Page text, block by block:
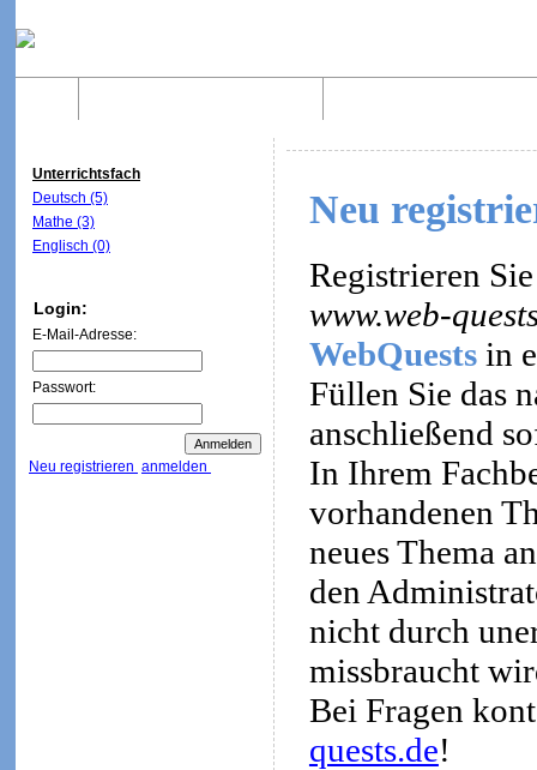
Unterrichtsfach
Deutsch (5)
Mathe (3)
Englisch (0)
Login:
E-Mail-Adresse:
Passwort:
Neu registrieren anmelden
Neu
Registrieren
www.web-
WebQuestsin
Füllen Sie das
anschließend
In Ihrem
vorhandenen
neues Thema
den
nicht durch
missbraucht
Bei Fragen
quests.de!